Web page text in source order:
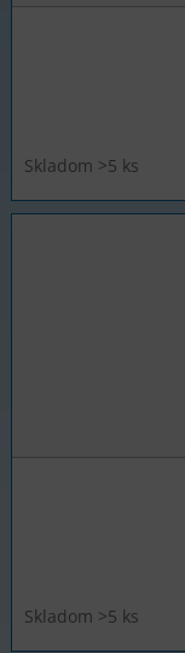
Skladom >5 ks
Skladom >5 ks